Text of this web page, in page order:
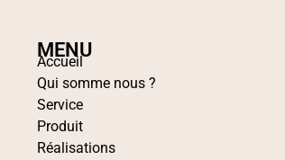
MENU
Accueil
Qui somme nous ?
Service
Produit
Réalisations